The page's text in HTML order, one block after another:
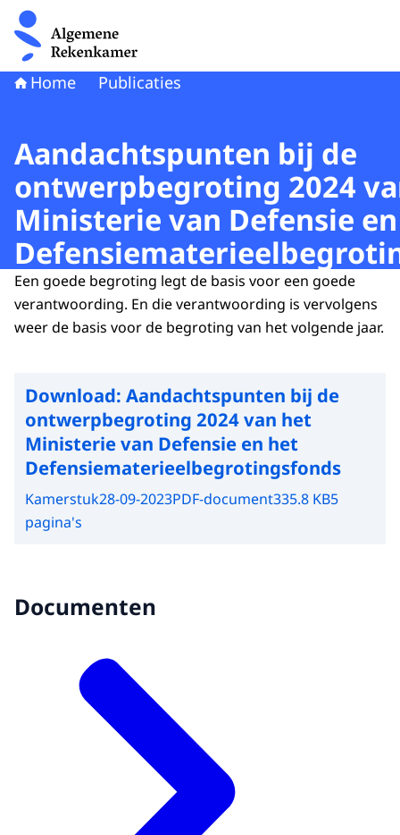
Naar de homepage van Algemene Rekenkamer
Home Publicaties
Aandachtspunten bij de
ontwerpbegroting 2024
Ministerie van Defensie
Een goede begroting legt de basis voor een goede
verantwoording. En die verantwoording is vervolgens
weer de basis voor de begroting van het volgende jaar.
Download: Aandachtspunten bij de
ontwerpbegroting 2024 van het
Ministerie van Defensie en het
Defensiematerieelbegrotingsfonds
Kamerstuk28-09-2023PDF-document335.8 KB5
pagina's
Documenten